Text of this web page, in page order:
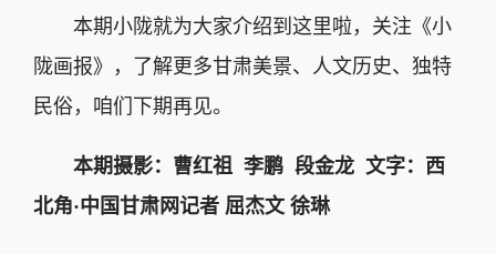
本期小陇就为大家介绍到这里啦，关注《小
陇画报》，了解更多甘肃美景、人文历史、独特
民俗，咱们下期再见。
本期摄影：曹红祖 李鹏 段金龙 文字：西
北角·中国甘肃网记者 屈杰文 徐琳